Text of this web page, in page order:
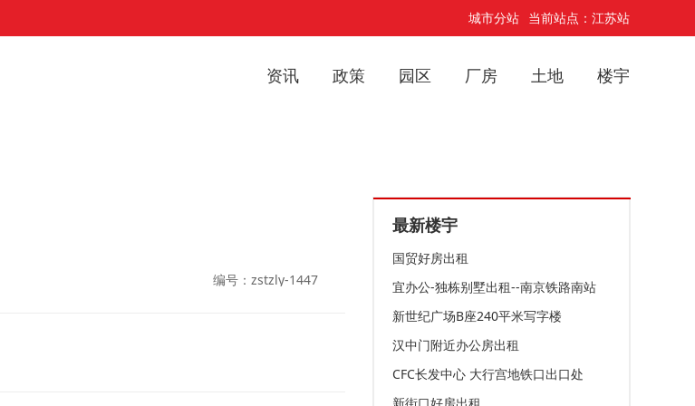
城市分站 当前站点：江苏站
资讯 政策 园区 厂房 土地 楼宇
编号：zstzly-1447
最新楼宇
国贸好房出租
宜办公-独栋别墅出租--南京铁路南站
新世纪广场B座240平米写字楼
汉中门附近办公房出租
CFC长发中心 大行宫地铁口出口处